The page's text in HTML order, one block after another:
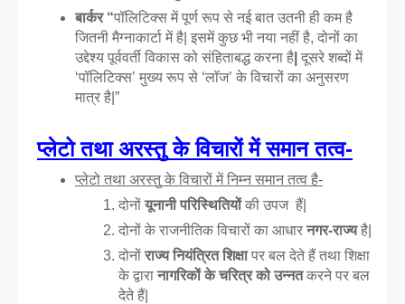
बार्कर “पॉलिटिक्स में पूर्ण रूप से नई बात उतनी ही कम है
जितनी मैग्नाकार्टा में है| इसमें कुछ भी नया नहीं है, दोनों का
उद्देश्य पूर्ववर्ती विकास को संहिताबद्ध करना है दूसरे शब्दों में
‘पॉलिटिक्स’ मुख्य रूप से ‘लॉज’ के विचारों का अनुसरण
मात्र है|”
प्लेटो तथा अरस्तु के विचारों में समान तत्व-
प्लेटो तथा अरस्तु के विचारों में निम्न समान तत्व है-
दोनों यूनानी परिस्थितियों की उपज  हैं|
दोनों के राजनीतिक विचारों का आधार नगर-राज्य है|
दोनों राज्य नियंत्रित शिक्षा पर बल देते हैं तथा शिक्षा
के द्वारा नागरिकों के चरित्र को उन्नत करने पर बल
देते हैं|